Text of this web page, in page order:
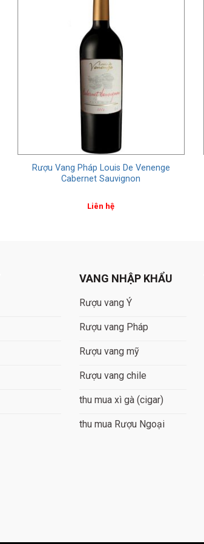
Rượu Vang Pháp Louis De Venenge
Cabernet Sauvignon
Liên hệ
VANG NHẬP KHẨU
Rượu vang Ý
Rượu vang Pháp
Rượu vang mỹ
Rượu vang chile
thu mua xì gà (cigar)
thu mua Rượu Ngoại